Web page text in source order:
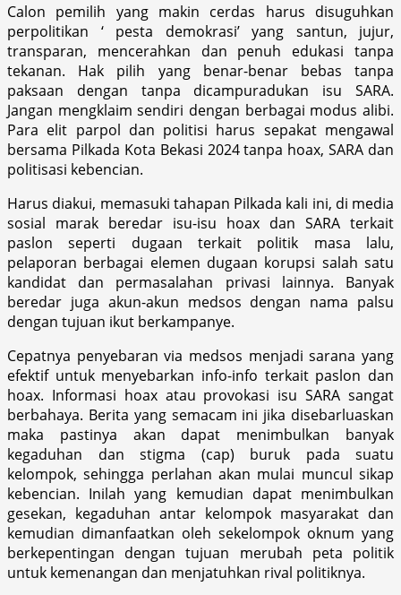
Calon pemilih yang makin cerdas harus disuguhkan
perpolitikan ‘ pesta demokrasi’ yang santun, jujur,
transparan, mencerahkan dan penuh edukasi tanpa
tekanan. Hak pilih yang benar-benar bebas tanpa
paksaan dengan tanpa dicampuradukan isu SARA.
Jangan mengklaim sendiri dengan berbagai modus alibi.
Para elit parpol dan politisi harus sepakat mengawal
bersama Pilkada Kota Bekasi 2024 tanpa hoax, SARA dan
politisasi kebencian.
Harus diakui, memasuki tahapan Pilkada kali ini, di media
sosial marak beredar isu-isu hoax dan SARA terkait
paslon seperti dugaan terkait politik masa lalu,
pelaporan berbagai elemen dugaan korupsi salah satu
kandidat dan permasalahan privasi lainnya. Banyak
beredar juga akun-akun medsos dengan nama palsu
dengan tujuan ikut berkampanye.
Cepatnya penyebaran via medsos menjadi sarana yang
efektif untuk menyebarkan info-info terkait paslon dan
hoax. Informasi hoax atau provokasi isu SARA sangat
berbahaya. Berita yang semacam ini jika disebarluaskan
maka pastinya akan dapat menimbulkan banyak
kegaduhan dan stigma (cap) buruk pada suatu
kelompok, sehingga perlahan akan mulai muncul sikap
kebencian. Inilah yang kemudian dapat menimbulkan
gesekan, kegaduhan antar kelompok masyarakat dan
kemudian dimanfaatkan oleh sekelompok oknum yang
berkepentingan dengan tujuan merubah peta politik
untuk kemenangan dan menjatuhkan rival politiknya.